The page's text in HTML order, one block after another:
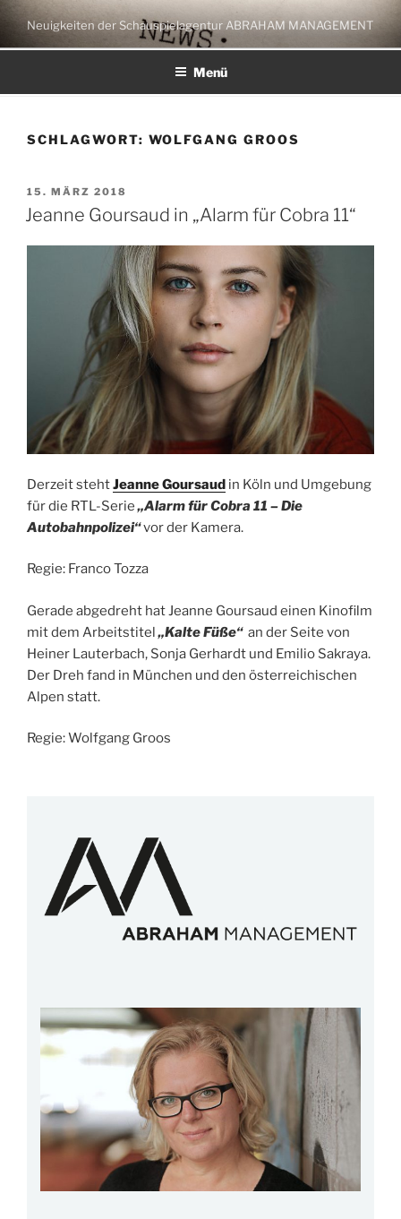
Zum
Inhalt
springen
Neuigkeiten der Schauspielagentur ABRAHAM MANAGEMENT
Menü
SCHLAGWORT: WOLFGANG GROOS
VERÖFFENTLICHT
AM
15. MÄRZ 2018
Jeanne Goursaud in „Alarm für Cobra 11“
Derzeit stehtJeanne Goursaud in Köln und Umgebung
für die RTL-Serie„Alarm für Cobra 11 – Die
Autobahnpolizei“vor der Kamera.
Regie: Franco Tozza
Gerade abgedreht hat Jeanne Goursaud einen Kinofilm
mit dem Arbeitstitel„Kalte Füße“an der Seite von
Heiner Lauterbach, Sonja Gerhardt und Emilio Sakraya.
Der Dreh fand in München und den österreichischen
Alpen statt.
Regie: Wolfgang Groos